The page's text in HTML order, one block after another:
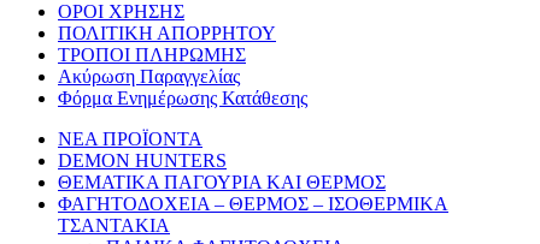
ΟΡΟΙ ΧΡΗΣΗΣ
ΠΟΛΙΤΙΚΗ ΑΠΟΡΡΗΤΟΥ
ΤΡΟΠΟΙ ΠΛΗΡΩΜΗΣ
Ακύρωση Παραγγελίας
Φόρμα Ενημέρωσης Κατάθεσης
ΝΕΑ ΠΡΟΪΟΝΤΑ
DEMON HUNTERS
ΘΕΜΑΤΙΚΑ ΠΑΓΟΥΡΙΑ ΚΑΙ ΘΕΡΜΟΣ
ΦΑΓΗΤΟΔΟΧΕΙΑ – ΘΕΡΜΟΣ – ΙΣΟΘΕΡΜΙΚΑ
ΤΣΑΝΤΑΚΙΑ